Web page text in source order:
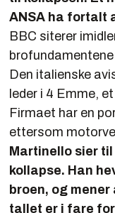
ANSA ha fortalt
BBC siterer
Den italienske
leder i 4 Emme,
Firmaet har en
ettersom
Martinello sier
kollapse. Han
broen, og
tallet er i fare